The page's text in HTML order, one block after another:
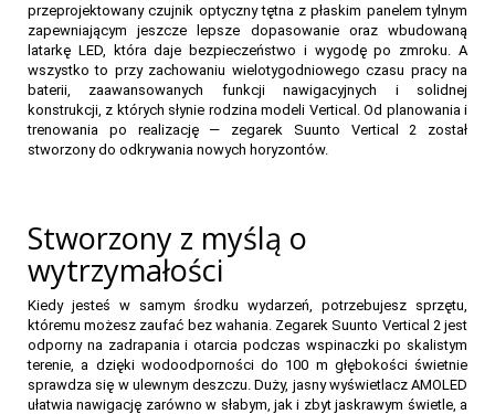
przeprojektowany czujnik optyczny tętna z płaskim panelem tylnym
zapewniającym jeszcze lepsze dopasowanie oraz wbudowaną
latarkę LED, która daje bezpieczeństwo i wygodę po zmroku. A
wszystko to przy zachowaniu wielotygodniowego czasu pracy na
baterii, zaawansowanych funkcji nawigacyjnych i solidnej
konstrukcji, z których słynie rodzina modeli Vertical. Od planowania i
trenowania po realizację — zegarek Suunto Vertical 2 został
stworzony do odkrywania nowych horyzontów.
Stworzony z myślą o
wytrzymałości
Kiedy jesteś w samym środku wydarzeń, potrzebujesz sprzętu,
któremu możesz zaufać bez wahania. Zegarek Suunto Vertical 2 jest
odporny na zadrapania i otarcia podczas wspinaczki po skalistym
terenie, a dzięki wodoodporności do 100 m głębokości świetnie
sprawdza się w ulewnym deszczu. Duży, jasny wyświetlacz AMOLED
ułatwia nawigację zarówno w słabym, jak i zbyt jaskrawym świetle, a